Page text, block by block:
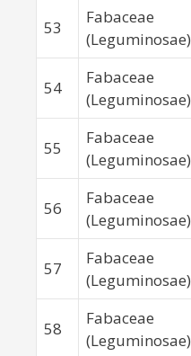
53
Fabaceae
(Leguminosae)
54
Fabaceae
(Leguminosae)
55
Fabaceae
(Leguminosae)
56
Fabaceae
(Leguminosae)
57
Fabaceae
(Leguminosae)
58
Fabaceae
(Leguminosae)